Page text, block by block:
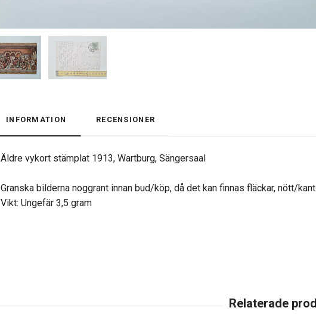
INFORMATION RECENSIONER
Äldre vykort stämplat 1913, Wartburg, Sängersaal
Granska bilderna noggrant innan bud/köp, då det kan finnas fläckar, nött/
Vikt: Ungefär 3,5 gram